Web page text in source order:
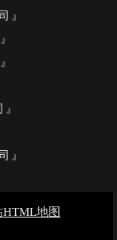
HTML地图